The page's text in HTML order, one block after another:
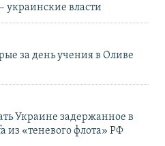
украинские власти
за день учения в Оливе
Украине задержанное в
из «теневого флота» РФ